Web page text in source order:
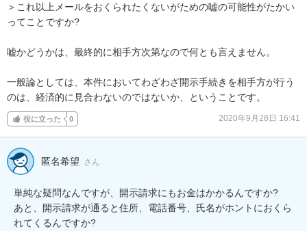
＞これ以上メールをおくられたくないがための嘘の可能性がたかい
ってことですか?
嘘かどうかは、最終的に相手方次第なので何とも言えません。
一般論としては、本件においてわざわざ開示手続きを相手方が行う
のは、経済的に見合わないのではないか、ということです。
役に立った 0 2020年9月28日 16:41
匿名希望 さん
単純な疑問なんですが、開示請求にもお金はかかるんですか?
あと、開示請求が通ると住所、電話番号、氏名がホントにおくら
れてくるんですか?